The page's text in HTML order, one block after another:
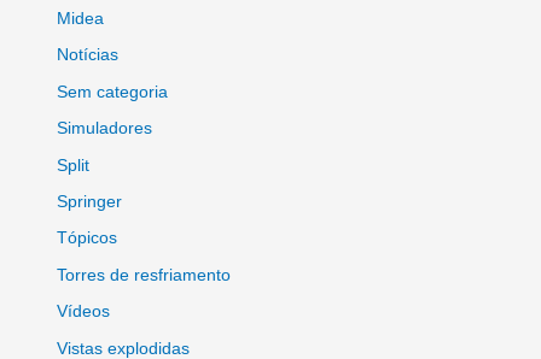
Midea
Notícias
Sem categoria
Simuladores
Split
Springer
Tópicos
Torres de resfriamento
Vídeos
Vistas explodidas